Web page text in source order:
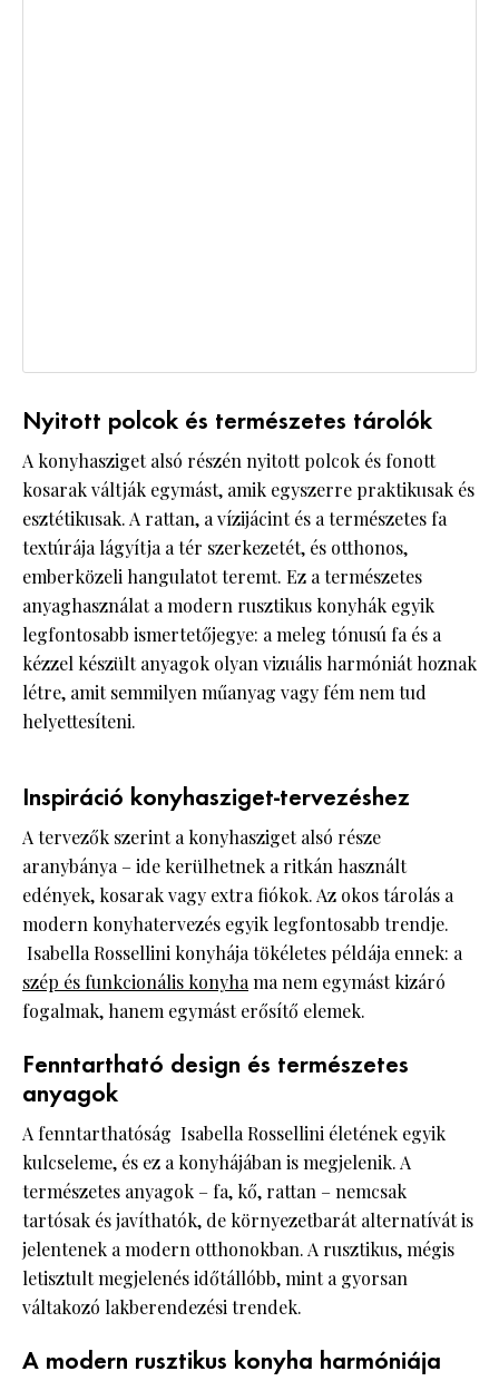
Nyitott polcok és természetes tárolók
A konyhasziget alsó részén nyitott polcok és fonott
kosarak váltják egymást, amik egyszerre praktikusak és
esztétikusak. A rattan, a vízijácint és a természetes fa
textúrája lágyítja a tér szerkezetét, és otthonos,
emberközeli hangulatot teremt. Ez a természetes
anyaghasználat a modern rusztikus konyhák egyik
legfontosabb ismertetőjegye: a meleg tónusú fa és a
kézzel készült anyagok olyan vizuális harmóniát hoznak
létre, amit semmilyen műanyag vagy fém nem tud
helyettesíteni.
Inspiráció konyhasziget-tervezéshez
A tervezők szerint a konyhasziget alsó része
aranybánya – ide kerülhetnek a ritkán használt
edények, kosarak vagy extra fiókok. Az okos tárolás a
modern konyhatervezés egyik legfontosabb trendje.
Isabella Rossellini konyhája tökéletes példája ennek: a
szép és funkcionális konyhama nem egymást kizáró
fogalmak, hanem egymást erősítő elemek.
Fenntartható design és természetes
anyagok
A fenntarthatóság Isabella Rossellini életének egyik
kulcseleme, és ez a konyhájában is megjelenik. A
természetes anyagok – fa, kő, rattan – nemcsak
tartósak és javíthatók, de környezetbarát alternatívát is
jelentenek a modern otthonokban. A rusztikus, mégis
letisztult megjelenés időtállóbb, mint a gyorsan
váltakozó lakberendezési trendek.
A modern rusztikus konyha harmóniája